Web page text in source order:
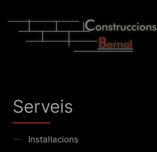
Serveis
Instal·lacions